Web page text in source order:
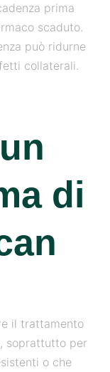
prima
scaduto.
può ridurne
collaterali.
di
il trattamento
soprattutto per
o che